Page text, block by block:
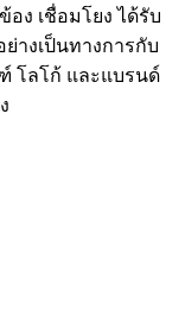
อง เชื่อมโยง ได้รับ
างเป็นทางการกับ
โลโก้ และแบรนด์